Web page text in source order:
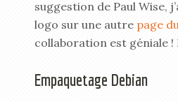
suggestion de Paul Wise,
logo sur une autre page
collaboration est géniale !
Empaquetage Debian